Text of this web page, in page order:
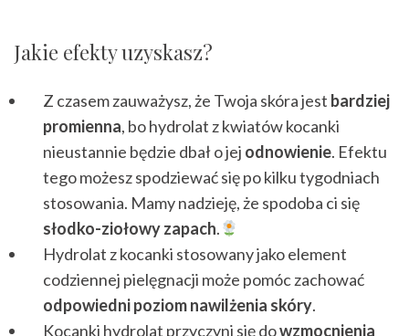
Jakie efekty uzyskasz?
Z czasem zauważysz, że Twoja skóra jest bardziej
promienna, bo hydrolat z kwiatów kocanki
nieustannie będzie dbał o jej odnowienie. Efektu
tego możesz spodziewać się po kilku tygodniach
stosowania. Mamy nadzieję, że spodoba ci się
słodko-ziołowy zapach.
Hydrolat z kocanki stosowany jako element
codziennej pielęgnacji może pomóc zachować
odpowiedni poziom nawilżenia skóry.
Kocanki hydrolat przyczyni się dowzmocnienia